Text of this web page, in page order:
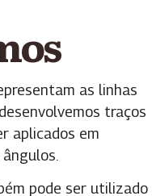
as linhas
traços
aplicados em
pode ser utilizado